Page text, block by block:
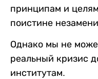
принципам и
поистине
Однако мы не
реальный кризис
институтам.